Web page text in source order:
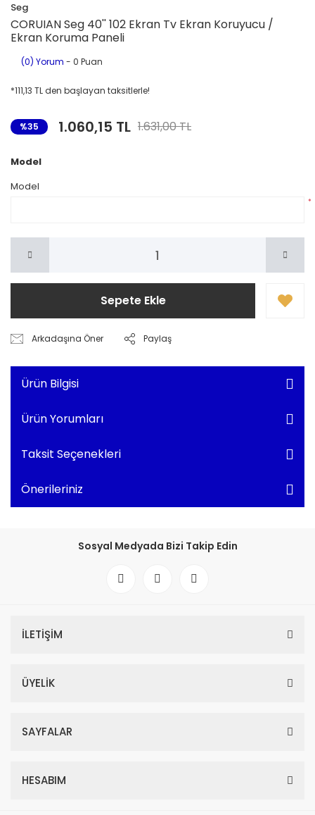
Seg
CORUIAN Seg 40'' 102 Ekran Tv Ekran Koruyucu /
Ekran Koruma Paneli
(0) Yorum - 0 Puan
*111,13 TL den başlayan taksitlerle!
%35 1.060,15 TL 1.631,00 TL
Model
Model
*
Sepete Ekle
Arkadaşına Öner Paylaş
Ürün Bilgisi
Ürün Yorumları
Taksit Seçenekleri
Önerileriniz
Sosyal Medyada Bizi Takip Edin
İLETİŞİM
ÜYELİK
SAYFALAR
HESABIM